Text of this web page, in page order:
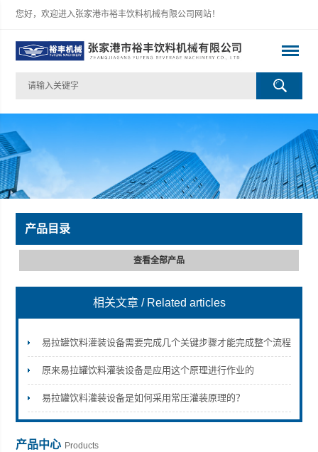
您好，欢迎进入张家港市裕丰饮料机械有限公司网站！
张家港市裕丰饮料机械有限公司
产品目录
查看全部产品
相关文章 / Related articles
易拉罐饮料灌装设备需要完成几个关键步骤才能完成整个流程
原来易拉罐饮料灌装设备是应用这个原理进行作业的
易拉罐饮料灌装设备是如何采用常压灌装原理的？
产品中心 Products